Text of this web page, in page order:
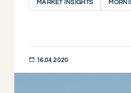
MARKET INSIGHTS
16.04.2020